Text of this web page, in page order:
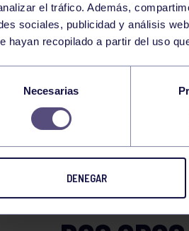
el tráfico. Además,
sociales, publicidad y análisis
hayan recopilado a partir del uso
Necesarias
DENEGAR
Kárate